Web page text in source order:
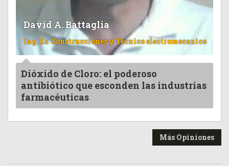
David A. Battaglia
Ing. En Construcciones y Tecnico electromecanico
Dióxido de Cloro: el poderoso
antibiótico que esconden las industrias
farmacéuticas
Más Opiniones